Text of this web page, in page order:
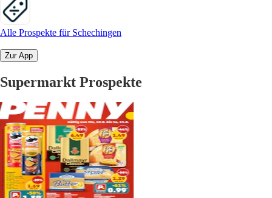
Alle Prospekte für Schechingen
Zur App
Supermarkt Prospekte